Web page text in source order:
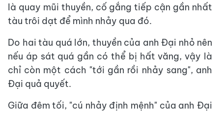
là quay mũi thuyền, cố gắng tiếp cận gần nhất
tàu trôi dạt để mình nhảy qua đó.
Do hai tàu quá lớn, thuyền của anh Đại nhỏ nên
nếu áp sát quá gần có thể bị hất văng, vậy là
chỉ còn một cách "tới gần rồi nhảy sang", anh
Đại quả quyết.
Giữa đêm tối, "cú nhảy định mệnh" của anh Đại